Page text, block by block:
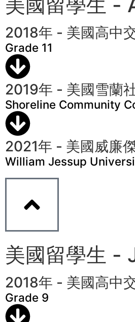
2018年 - 美國高中
Grade 11
2019年 - 美國雪蘭
Shoreline Community
2021年 - 美國威廉
William Jessup
美國留學生 -
2018年 - 美國高中
Grade 9